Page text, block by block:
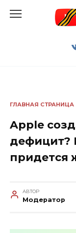
ГЛАВНАЯ СТРАНИЦА
Apple
дефицит?
придется
АВТОР
Модератор